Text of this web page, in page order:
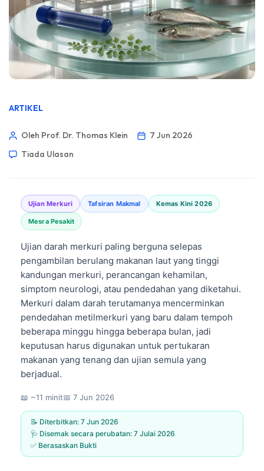
ARTIKEL
Oleh Prof. Dr. Thomas Klein
7 Jun 2026
Tiada Ulasan
Ujian Merkuri Tafsiran Makmal Kemas Kini 2026
Mesra Pesakit
Ujian darah merkuri paling berguna selepas
pengambilan berulang makanan laut yang tinggi
kandungan merkuri, perancangan kehamilan,
simptom neurologi, atau pendedahan yang diketahui.
Merkuri dalam darah terutamanya mencerminkan
pendedahan metilmerkuri yang baru dalam tempoh
beberapa minggu hingga beberapa bulan, jadi
keputusan harus digunakan untuk pertukaran
makanan yang tenang dan ujian semula yang
berjadual.
📖 ~11 minit📅 7 Jun 2026
📝 Diterbitkan: 7 Jun 2026
🩺 Disemak secara perubatan: 7 Julai 2026
✅ Berasaskan Bukti